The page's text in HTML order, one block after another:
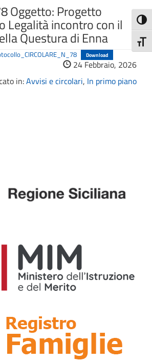
Oggetto: Progetto
Legalità incontro con il
Questura di Enna
Download
24 Febbraio, 2026
in:Avvisi e circolari, In primo piano